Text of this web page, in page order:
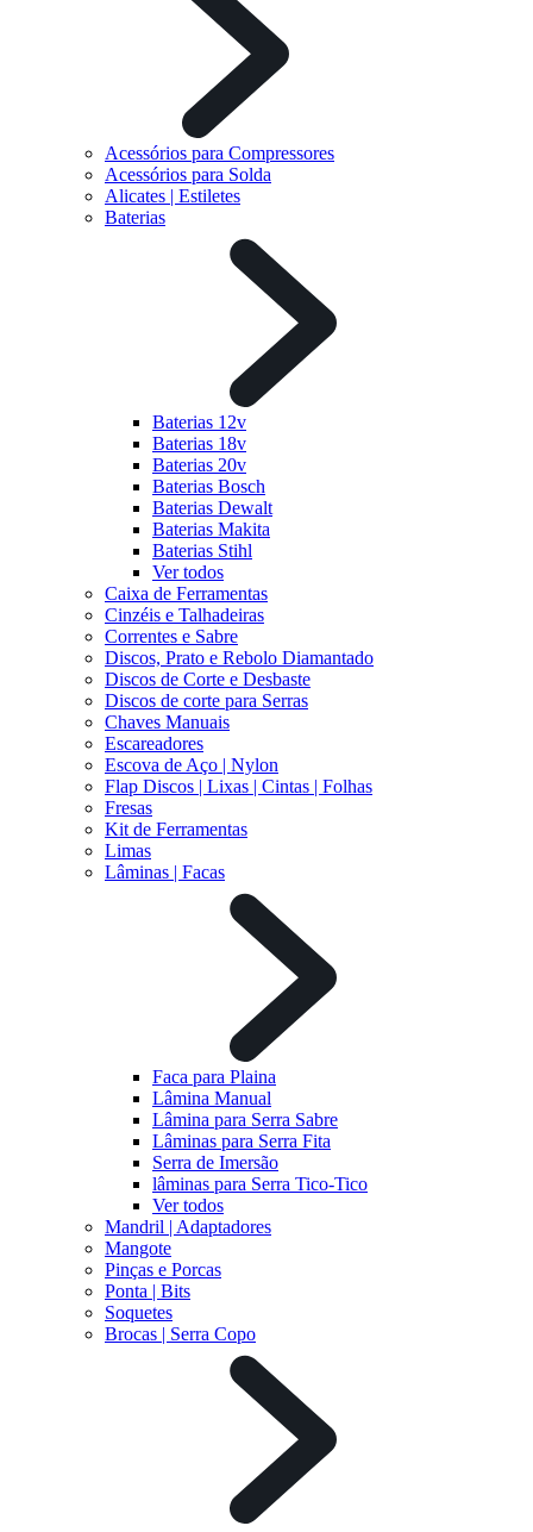
Acessórios para Compressores
Acessórios para Solda
Alicates | Estiletes
Baterias
Baterias 12v
Baterias 18v
Baterias 20v
Baterias Bosch
Baterias Dewalt
Baterias Makita
Baterias Stihl
Ver todos
Caixa de Ferramentas
Cinzéis e Talhadeiras
Correntes e Sabre
Discos, Prato e Rebolo Diamantado
Discos de Corte e Desbaste
Discos de corte para Serras
Chaves Manuais
Escareadores
Escova de Aço | Nylon
Flap Discos | Lixas | Cintas | Folhas
Fresas
Kit de Ferramentas
Limas
Lâminas | Facas
Faca para Plaina
Lâmina Manual
Lâmina para Serra Sabre
Lâminas para Serra Fita
Serra de Imersão
lâminas para Serra Tico-Tico
Ver todos
Mandril | Adaptadores
Mangote
Pinças e Porcas
Ponta | Bits
Soquetes
Brocas | Serra Copo